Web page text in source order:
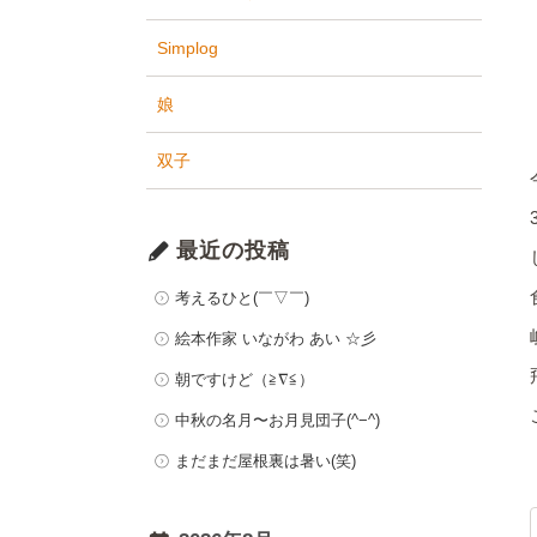
Simplog
娘
双子
最近の投稿
考えるひと(￣▽￣)
絵本作家 いながわ あい ☆彡
朝ですけど（≧∇≦）
中秋の名月〜お月見団子(^−^)
まだまだ屋根裏は暑い(笑)